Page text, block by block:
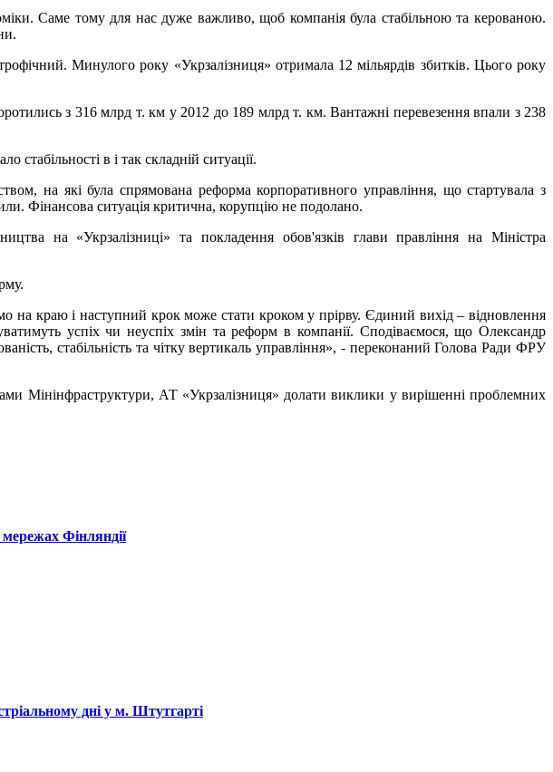
Саме тому для нас дуже важливо, щоб компанія була стабільною та керованою.
Минулого року «Укрзалізниця» отримала 12 мільярдів збитків. Цього року
з 316 млрд т. км у 2012 до 189 млрд т. км. Вантажні перевезення впали з 238
в і так складній ситуації.
на які була спрямована реформа корпоративного управління, що стартувала з
Фінансова ситуація критична, корупцію не подолано.
на «Укрзалізниці» та покладення обов'язків глави правління на Міністра
на краю і наступний крок може стати кроком у прірву. Єдиний вихід – відновлення
успіх чи неуспіх змін та реформ в компанії. Сподіваємося, що Олександр
стабільність та чітку вертикаль управління», - переконаний Голова Ради ФРУ
Мінінфраструктури, АТ «Укрзалізниця» долати виклики у вирішенні проблемних
Фінляндії
дні у м. Штутгарті